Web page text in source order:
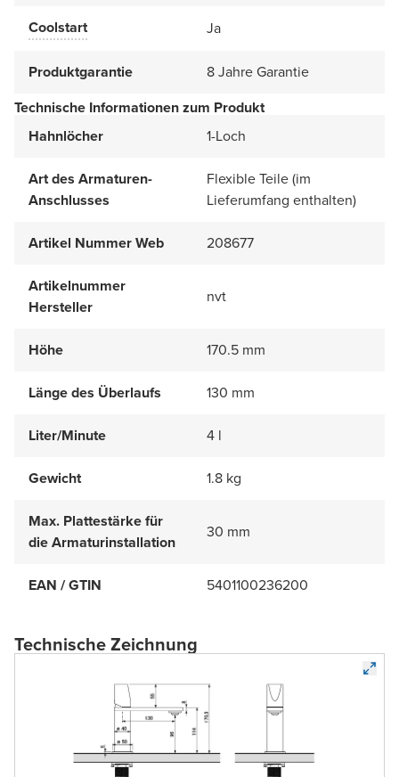
Coolstart Ja
Produktgarantie
8 Jahre Garantie
Technische Informationen zum Produkt
Hahnlöcher
1-Loch
Art des Armaturen-
Anschlusses
Flexible Teile (im
Lieferumfang enthalten)
Artikel Nummer Web 208677
Artikelnummer
Hersteller
nvt
Höhe 170.5 mm
Länge des Überlaufs 130 mm
Liter/Minute 4 l
Gewicht 1.8 kg
Max. Plattestärke für
die Armaturinstallation
30 mm
EAN / GTIN 5401100236200
Technische Zeichnung